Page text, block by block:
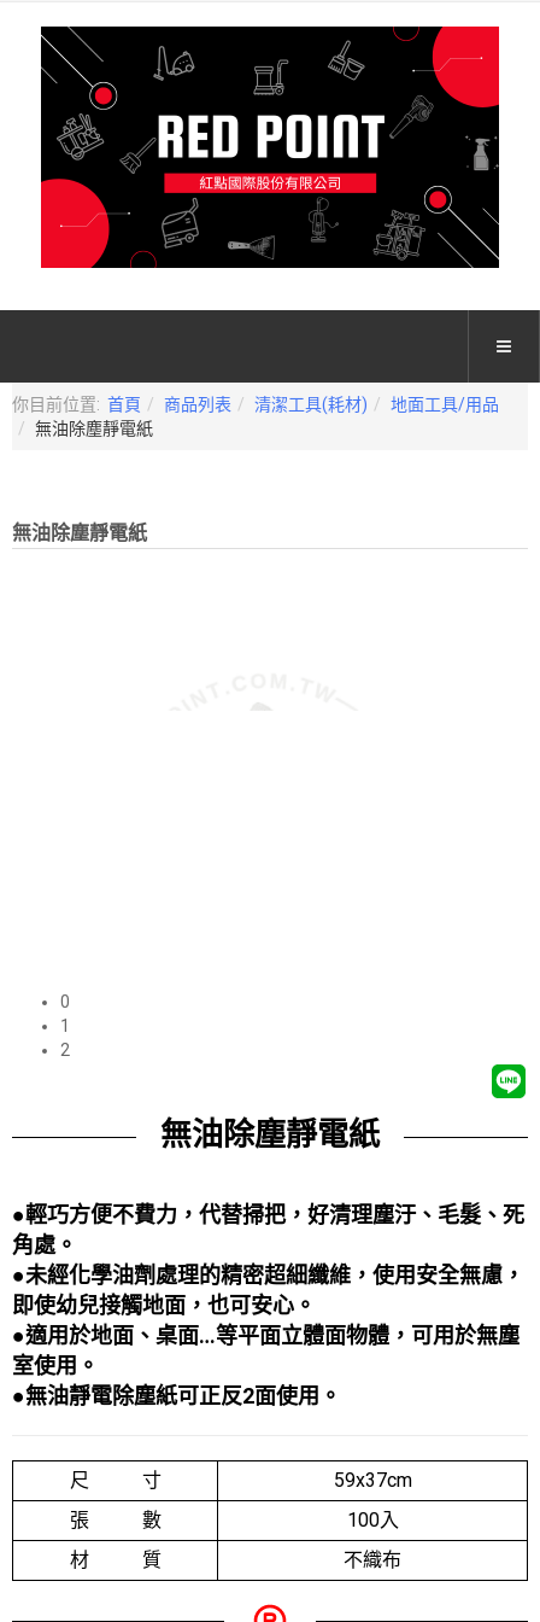
你目前位置: 首頁 商品列表 清潔工具(耗材)
地面工具/用品
無油除塵靜電紙
無油除塵靜電紙
0
1
2
無油除塵靜電紙
●輕巧方便不費力，代替掃把，好清理塵汙、毛髮、死
角處。
●未經化學油劑處理的精密超細纖維，使用安全無慮，
即使幼兒接觸地面，也可安心。
●適用於地面、桌面…等平面立體面物體，可用於無塵
室使用。
●無油靜電除塵紙可正反2面使用。
尺 寸
59x37cm
張 數
100入
材 質
不織布